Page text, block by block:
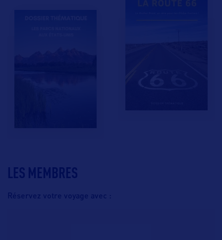
LES MEMBRES
Réservez votre voyage avec :